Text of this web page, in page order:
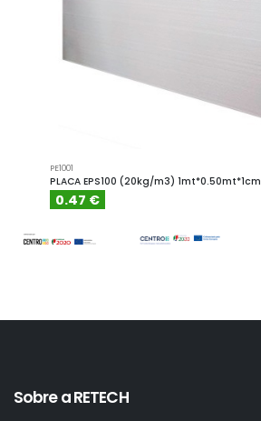
PE1001
PLACA EPS100 (20kg/m3) 1mt*0.50mt*1cm
0.47 €
Sobre a RETECH